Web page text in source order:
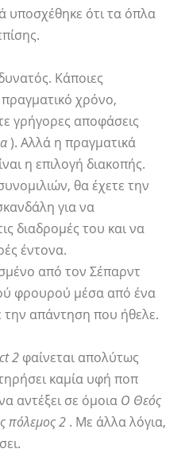
υποσχέθηκε ότι τα όπλα
Κάποιες
χρόνο,
γρήγορες αποφάσεις
). Αλλά η πραγματικά
η επιλογή διακοπής.
θα έχετε την
για να
διαδρομές του και να
έντονα.
από τον Σέπαρντ
φρουρού μέσα από ένα
απάντηση που ήθελε.
2 φαίνεται απολύτως
καμία υφή ποπ
αντέξει σε όμοια Ο Θεός
πόλεμος 2 . Με άλλα λόγια,